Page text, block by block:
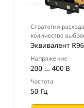
Стратегия
количества
Эквивалент
Напряжение
200 ... 400 В
Частота
50 Гц